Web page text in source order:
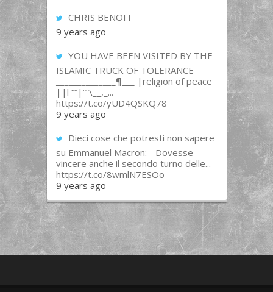
CHRIS BENOIT
9 years ago
YOU HAVE BEEN VISITED BY THE
ISLAMIC TRUCK OF TOLERANCE
______________¶___ |religion of peace
||l “”|””\__,_...
https://t.co/yUD4QSKQ78
9 years ago
Dieci cose che potresti non sapere
su Emmanuel Macron: - Dovesse
vincere anche il secondo turno delle...
https://t.co/8wmlN7ESOo
9 years ago